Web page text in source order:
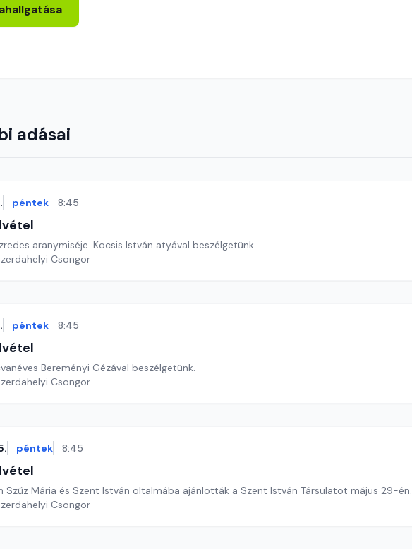
adásai
péntek 8:45
aranymiséje. Kocsis István atyával beszélgetünk.
Csongor
péntek 8:45
Bereményi Gézával beszélgetünk.
Csongor
péntek 8:45
Szűz Mária és Szent István oltalmába ajánlották a Szent István Társulatot május 29-én.
Csongor